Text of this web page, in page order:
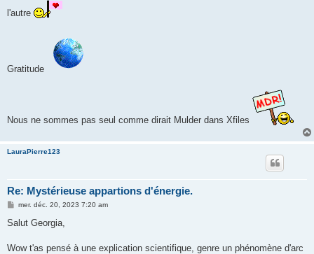
l'autre
Gratitude
Nous ne sommes pas seul comme dirait Mulder dans Xfiles
LauraPierre123
Re: Mystérieuse appartions d'énergie.
M
s
g
mer. déc. 20, 2023 7:20 am
Salut Georgia,
Wow t'as pensé à une explication scientifique, genre un phénomène d'arc